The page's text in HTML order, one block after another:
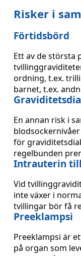
Risker i
Förtidsbörd
Ett av de största
ordning, t.ex.
barnet, t.ex.
En annan risk i
för
regelbunden
Intrauterin
Vid
inte växer i
tvillingar bör få
Preeklampsi
Preeklampsi är
på organ som